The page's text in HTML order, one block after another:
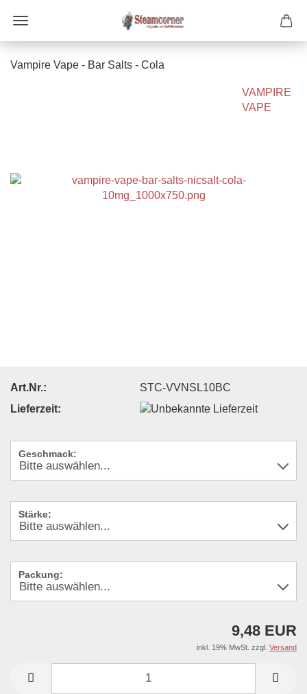
Vampire Vape - Bar Salts - Cola
VAMPIRE
VAPE
Art.Nr.:
STC-VVNSL10BC
Lieferzeit:
Geschmack:
Stärke:
Packung:
9,48 EUR
inkl. 19% MwSt. zzgl. Versand